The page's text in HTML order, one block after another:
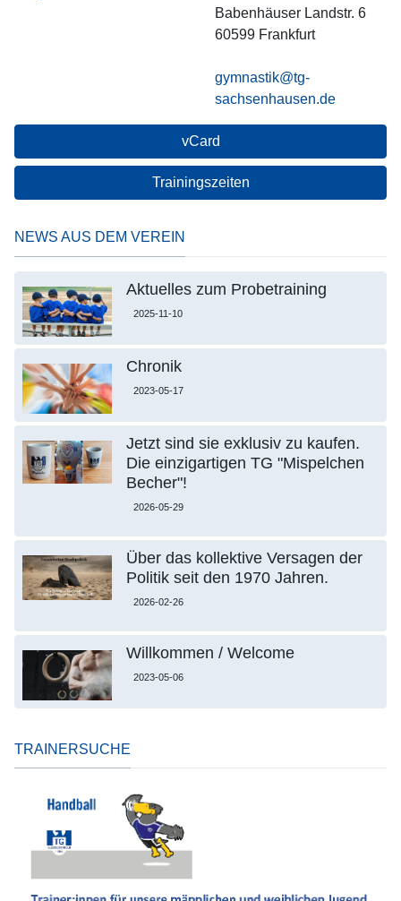
Babenhäuser Landstr. 6
60599 Frankfurt
gymnastik@tg-
sachsenhausen.de
vCard
Trainingszeiten
NEWS AUS DEM VEREIN
Aktuelles zum Probetraining
2025-11-10
Chronik
2023-05-17
Jetzt sind sie exklusiv zu kaufen.
Die einzigartigen TG "Mispelchen
Becher"!
2026-05-29
Über das kollektive Versagen der
Politik seit den 1970 Jahren.
2026-02-26
Willkommen / Welcome
2023-05-06
TRAINERSUCHE